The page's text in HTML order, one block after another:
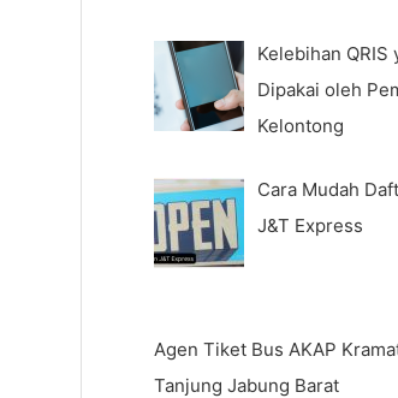
Kelebihan QRIS
Dipakai oleh
Kelontong
Cara Mudah
J&T Express
Agen Tiket Bus AKAP
Tanjung Jabung Barat